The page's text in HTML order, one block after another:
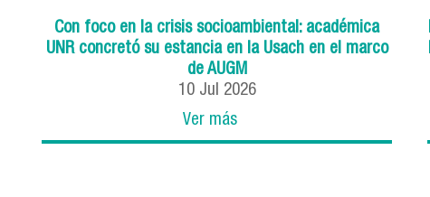
Con foco en la crisis socioambiental: académica
UNR concretó su estancia en la Usach en el marco
de AUGM
10 Jul 2026
Ver más